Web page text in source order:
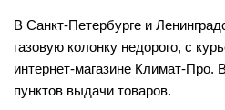
В Санкт-Петербурге и
газовую колонку недорого, с
интернет-магазине Климат-Про.
пунктов выдачи товаров.